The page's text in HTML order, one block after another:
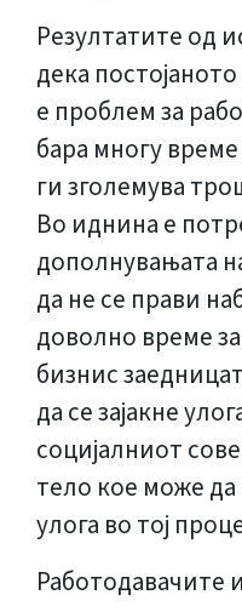
Резултатите од
дека
е проблем за
бара многу
ги зголемува
Во иднина е
дополнувањата
да не се прави
доволно време
бизнис
да се зајакне
социјалниот
тело кое може да
улога во тој
Работодавачите